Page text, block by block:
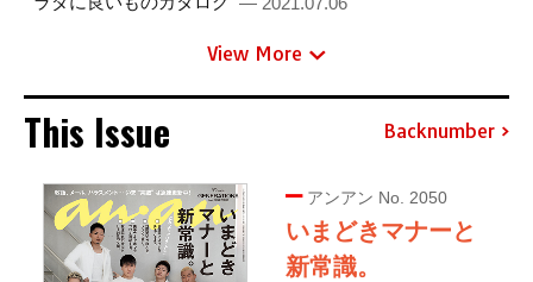
View More
This Issue Backnumber
アンアン No. 2050
いまどきマナーと
新常識。